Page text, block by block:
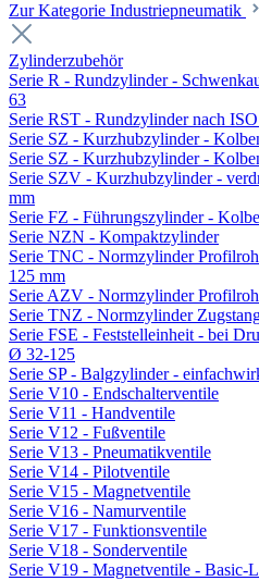
Zur Kategorie Industriepneumatik
Zylinderzubehör
Serie R - Rundzylinder -
63
Serie RST - Rundzylinder nach
Serie SZ - Kurzhubzylinder -
Serie SZ - Kurzhubzylinder -
Serie SZV - Kurzhubzylinder -
mm
Serie FZ - Führungszylinder -
Serie NZN - Kompaktzylinder
Serie TNC - Normzylinder
125 mm
Serie AZV - Normzylinder
Serie TNZ - Normzylinder
Serie FSE - Feststelleinheit - bei
Ø 32-125
Serie SP - Balgzylinder -
Serie V10 - Endschalterventile
Serie V11 - Handventile
Serie V12 - Fußventile
Serie V13 - Pneumatikventile
Serie V14 - Pilotventile
Serie V15 - Magnetventile
Serie V16 - Namurventile
Serie V17 - Funktionsventile
Serie V18 - Sonderventile
Serie V19 - Magnetventile - Basic-